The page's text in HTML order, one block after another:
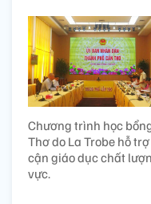
Chương trình học
Thơ do La Trobe hỗ
cận giáo dục chất
vực.